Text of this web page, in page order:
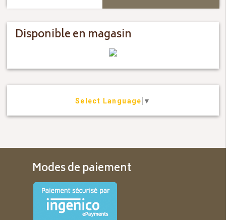
Disponible en magasin
Select Language ▼
Modes de paiement